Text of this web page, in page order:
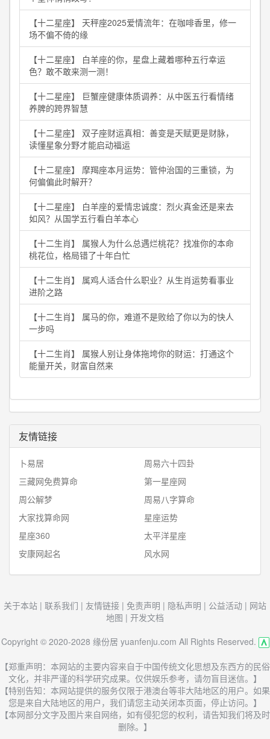
【十二星座】 天秤座2025爱情流年：在咖啡香里，修一
场不偏不倚的缘
【十二星座】 白羊座的你，星盘上藏着哪种五行幸运
色？敢不敢来测一测！
【十二星座】 巨蟹座健康体质调养：从中医五行看情绪
养脾的跨界智慧
【十二星座】 双子座财运真相：善变是天赋更是财脉，
读懂星象分野才能启动福运
【十二星座】 摩羯座本月运势：管仲治国的三重锁，为
何偏偏此时解开？
【十二星座】 白羊座的爱情忠诚度：烈火真金还是来去
如风？从国学五行看白羊本心
【十二生肖】 属猴人为什么总遇烂桃花？找准你的本命
桃花位，格局错了十年白忙
【十二生肖】 属鸡人适合什么职业？从生肖运势看事业
进阶之路
【十二生肖】 属马的你，难道不是败给了你以为的快人
一步吗
【十二生肖】 属猴人别让身体拖垮你的财运：打通这个
能量开关，财富自然来
友情链接
卜易居
周易六十四卦
三藏网免费算命
第一星座网
周公解梦
周易八字算命
大家找算命网
星座运势
星座360
太平洋星座
安康网起名
风水网
关于本站 | 联系我们 | 友情链接 | 免责声明 | 隐私声明 | 公益活动 | 网站
地图 | 开发文档
Copyright © 2020-2028 缘份居 yuanfenju.com All Rights Reserved.
【郑重声明：本网站的主要内容来自于中国传统文化思想及东西方的民俗
文化，并非严谨的科学研究成果。仅供娱乐参考，请勿盲目迷信。】
【特别告知：本网站提供的服务仅限于港澳台等非大陆地区的用户。如果
您是来自大陆地区的用户，我们请您主动关闭本页面，停止访问。】
【本网部分文字及图片来自网络，如有侵犯您的权利，请告知我们将及时
删除。】